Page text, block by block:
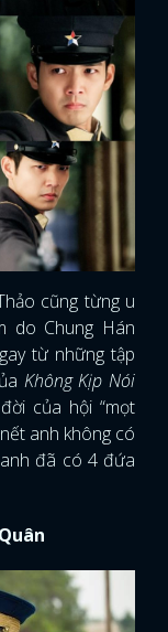
cũng từng u
do Chung Hán
từ những tập
Không Kịp Nói
của hội “mọt
anh không có
đã có 4 đứa